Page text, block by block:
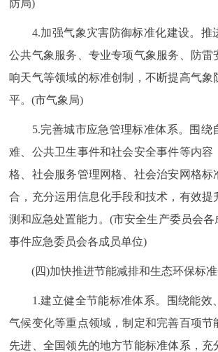
防局)
4.加强气象灾害防御标准化建设。推
公共气象服务、专业专项气象服务、防雷
响天气等领域的标准创制，不断提高气象
平。(市气象局)
5.完善城市应急管理标准体系。围绕
难、公共卫生事件和社会安全事件等内容
格、社会服务管理网格、社会治安网格标
合，充分运用信息化手段和技术，有效提
测和应急处置能力。(市安全生产委员会
事件应急委员会各成员单位)
(四)加快推进节能减排和生态环保标
1.建立健全节能标准体系。围绕能效
气候变化等重点领域，制定和完善百项节
先进、全国领先的地方节能标准体系，充